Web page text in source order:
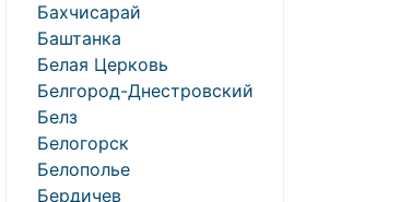
Бахчисарай
Баштанка
Белая Церковь
Белгород-Днестровский
Белз
Белогорск
Белополье
Бердичев